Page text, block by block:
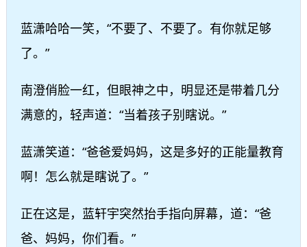
蓝潇哈哈一笑，“不要了、不要了。有你就足够
了。”
南澄俏脸一红，但眼神之中，明显还是带着几分
满意的，轻声道：“当着孩子别瞎说。”
蓝潇笑道：“爸爸爱妈妈，这是多好的正能量教育
啊！怎么就是瞎说了。”
正在这是，蓝轩宇突然抬手指向屏幕，道：“爸
爸、妈妈，你们看。”